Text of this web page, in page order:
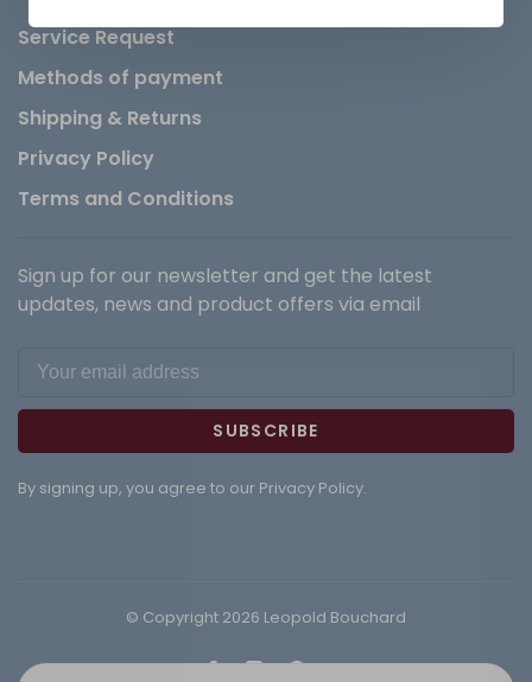
Service Request
Methods of payment
Shipping & Returns
Privacy Policy
Terms and Conditions
Sign up for our newsletter and get the latest
updates, news and product offers via email
SUBSCRIBE
By signing up, you agree to our Privacy Policy.
© Copyright 2026 Leopold Bouchard